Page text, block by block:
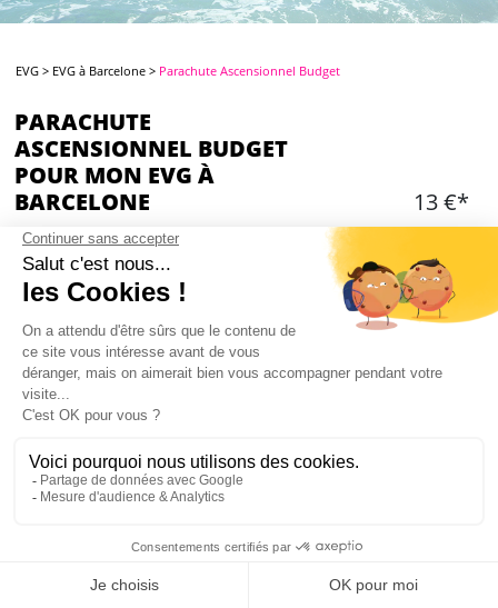
EVG > EVG à Barcelone > Parachute Ascensionnel Budget
PARACHUTE
ASCENSIONNEL BUDGET
POUR MON EVG À
BARCELONE
13 €*
Budget 💰
Ajouter
CONTENU
Un vol pour le futur marié
Environ 15 min de vol
Assurance
Le groupe peut accompagner le marié en bateau
Mon EVG à Barcelone